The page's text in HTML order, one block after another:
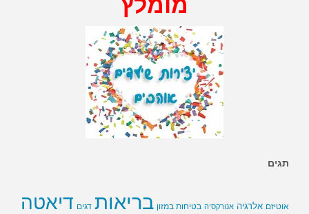
תגים
אוטיזם אלרגיה אנורקסיה בטיחות במזון בריאות דגים דיאטה